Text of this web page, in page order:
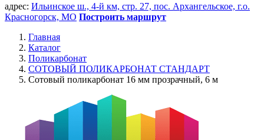
адрес: Ильинское ш., 4-й км, стр. 27, пос. Архангельское, г.о.
Красногорск, МО Построить маршрут
Главная
Каталог
Поликарбонат
СОТОВЫЙ ПОЛИКАРБОНАТ СТАНДАРТ
Сотовый поликарбонат 16 мм прозрачный, 6 м